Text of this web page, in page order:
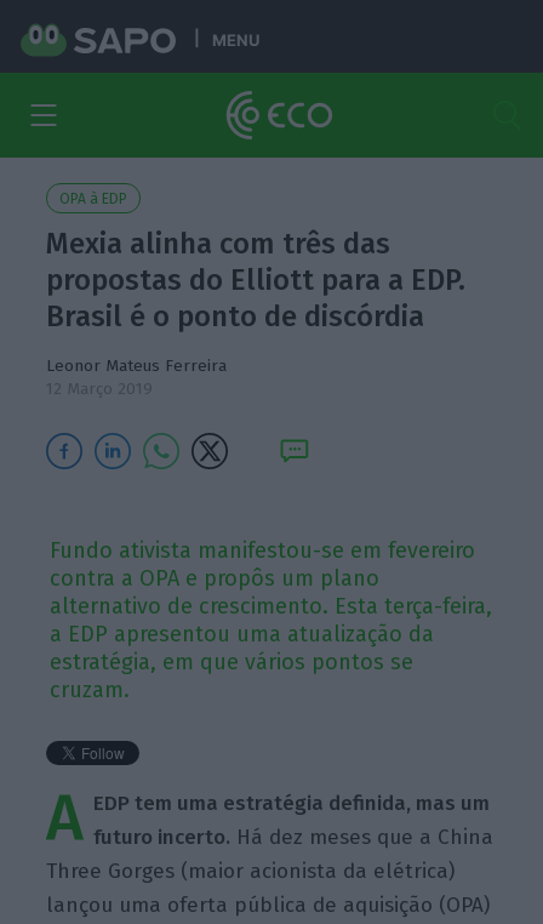
MENU
OPA à EDP
Mexia alinha com três das
propostas do Elliott para a EDP.
Brasil é o ponto de discórdia
Leonor Mateus Ferreira
12 Março 2019
Fundo ativista manifestou-se em fevereiro
contra a OPA e propôs um plano
alternativo de crescimento. Esta terça-feira,
a EDP apresentou uma atualização da
estratégia, em que vários pontos se
cruzam.
A EDP tem uma estratégia definida, mas um
futuro incerto. Há dez meses que a China
Three Gorges (maior acionista da elétrica)
lançou uma oferta pública de aquisição (OPA)